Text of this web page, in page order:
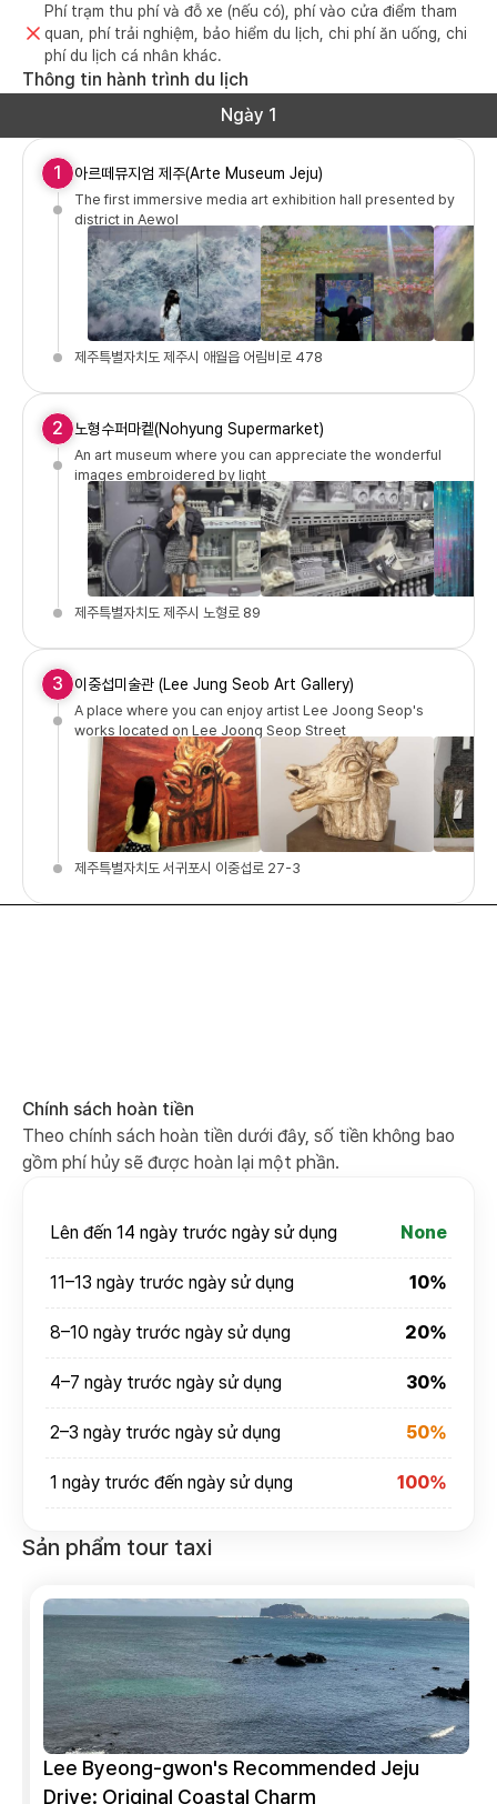
Phí trạm thu phí và đỗ xe (nếu có), phí vào cửa điểm tham
quan, phí trải nghiệm, bảo hiểm du lịch, chi phí ăn uống, chi
phí du lịch cá nhân khác.
Thông tin hành trình du lịch
Ngày 1
1 아르떼뮤지엄 제주(Arte Museum Jeju)
The first immersive media art exhibition hall presented by
district in Aewol
제주특별자치도 제주시 애월읍 어림비로 478
2 노형수퍼마켙(Nohyung Supermarket)
An art museum where you can appreciate the wonderful
images embroidered by light
제주특별자치도 제주시 노형로 89
3 이중섭미술관 (Lee Jung Seob Art Gallery)
A place where you can enjoy artist Lee Joong Seop's
works located on Lee Joong Seop Street
제주특별자치도 서귀포시 이중섭로 27-3
Chính sách hoàn tiền
Theo chính sách hoàn tiền dưới đây, số tiền không bao
gồm phí hủy sẽ được hoàn lại một phần.
Lên đến 14 ngày trước ngày sử dụng None
11–13 ngày trước ngày sử dụng 10%
8–10 ngày trước ngày sử dụng 20%
4–7 ngày trước ngày sử dụng 30%
2–3 ngày trước ngày sử dụng 50%
1 ngày trước đến ngày sử dụng 100%
Sản phẩm tour taxi
Lee Byeong-gwon's Recommended Jeju
Drive: Original Coastal Charm